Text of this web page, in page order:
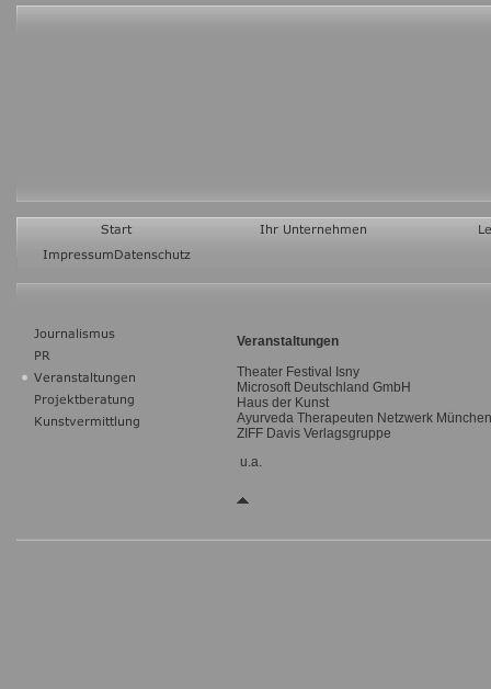
Veranstaltungen
Theater Festival Isny
Microsoft Deutschland GmbH
Haus der Kunst
Ayurveda Therapeuten Netzwerk München
ZIFF Davis Verlagsgruppe
u.a.